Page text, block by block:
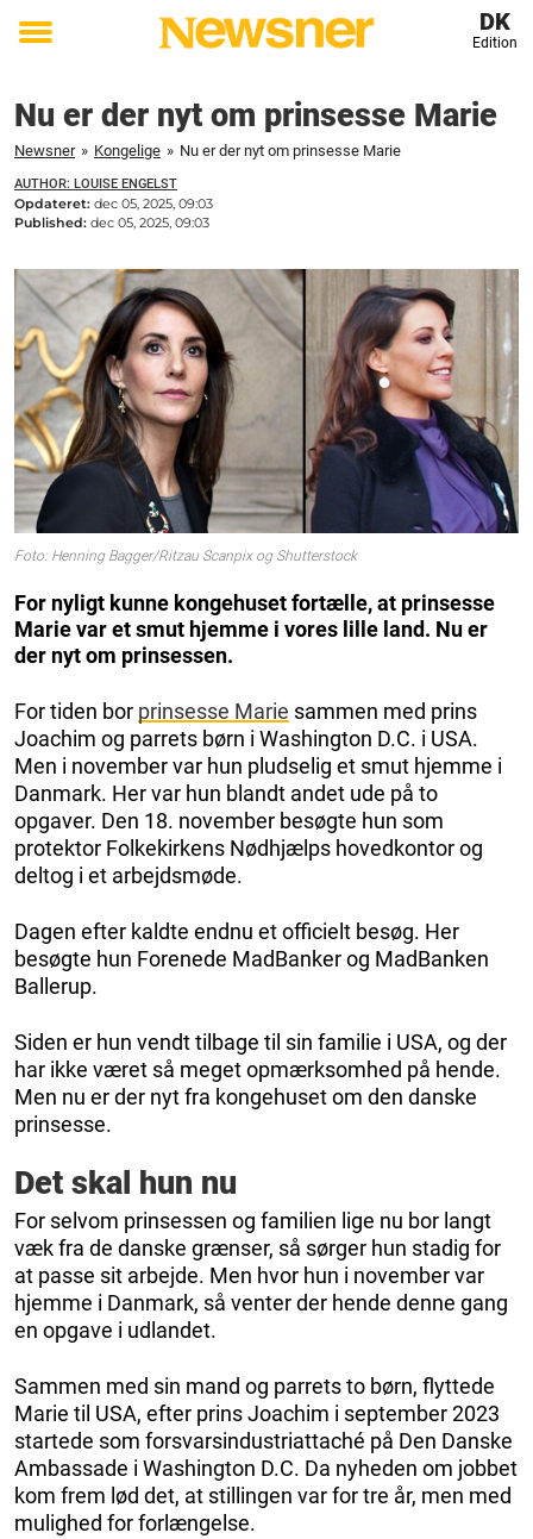
Toggle
DK
Edition
Nu er der nyt om prinsesse Marie
Newsner » Kongelige » Nu er der nyt om prinsesse Marie
AUTHOR: LOUISE ENGELST
Opdateret: dec 05, 2025, 09:03
Published: dec 05, 2025, 09:03
Foto: Henning Bagger/Ritzau Scanpix og Shutterstock
For nyligt kunne kongehuset fortælle, at prinsesse
Marie var et smut hjemme i vores lille land. Nu er
der nyt om prinsessen.
For tiden bor prinsesse Marie sammen med prins
Joachim og parrets børn i Washington D.C. i USA.
Men i november var hun pludselig et smut hjemme i
Danmark. Her var hun blandt andet ude på to
opgaver. Den 18. november besøgte hun som
protektor Folkekirkens Nødhjælps hovedkontor og
deltog i et arbejdsmøde.
Dagen efter kaldte endnu et officielt besøg. Her
besøgte hun Forenede MadBanker og MadBanken
Ballerup.
Siden er hun vendt tilbage til sin familie i USA, og der
har ikke været så meget opmærksomhed på hende.
Men nu er der nyt fra kongehuset om den danske
prinsesse.
Det skal hun nu
For selvom prinsessen og familien lige nu bor langt
væk fra de danske grænser, så sørger hun stadig for
at passe sit arbejde. Men hvor hun i november var
hjemme i Danmark, så venter der hende denne gang
en opgave i udlandet.
Sammen med sin mand og parrets to børn, flyttede
Marie til USA, efter prins Joachim i september 2023
startede som forsvarsindustriattaché på Den Danske
Ambassade i Washington D.C. Da nyheden om jobbet
kom frem lød det, at stillingen var for tre år, men med
mulighed for forlængelse.